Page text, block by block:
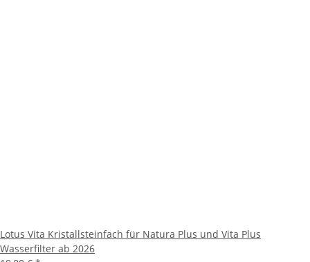
Lotus Vita Kristallsteinfach für Natura Plus und Vita Plus
Wasserfilter ab 2026